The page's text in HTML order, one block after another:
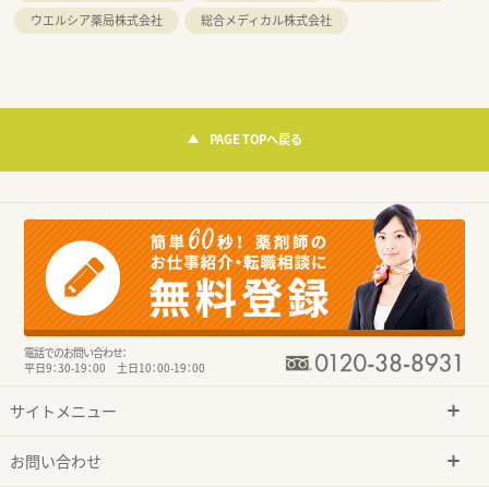
ウエルシア薬局株式会社
総合メディカル株式会社
PAGE TOPへ戻る
電話でのお問い合わせ：
平日9：30-19：00 土日10：00-19：00
サイトメニュー
お問い合わせ